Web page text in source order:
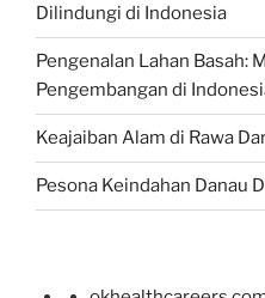
Dilindungi di Indonesia
Pengenalan Lahan Basah:
Pengembangan di
Keajaiban Alam di Rawa
Pesona Keindahan Danau